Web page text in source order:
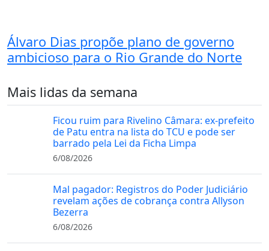
Álvaro Dias propõe plano de governo
ambicioso para o Rio Grande do Norte
Mais lidas da semana
Ficou ruim para Rivelino Câmara: ex-prefeito
de Patu entra na lista do TCU e pode ser
barrado pela Lei da Ficha Limpa
6/08/2026
Mal pagador: Registros do Poder Judiciário
revelam ações de cobrança contra Allyson
Bezerra
6/08/2026